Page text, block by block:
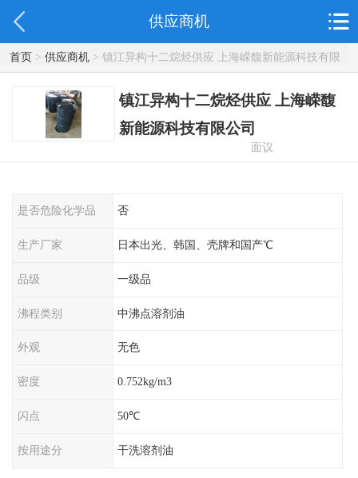
供应商机
首页> 供应商机> 镇江异构十二烷烃供应 上海嵘馥新能源科技有限
公司
镇江异构十二烷烃供应 上海嵘馥
新能源科技有限公司
面议
是否危险化学品 否
生产厂家 日本出光、韩国、壳牌和国产℃
品级 一级品
沸程类别 中沸点溶剂油
外观 无色
密度 0.752kg/m3
闪点 50℃
按用途分 干洗溶剂油